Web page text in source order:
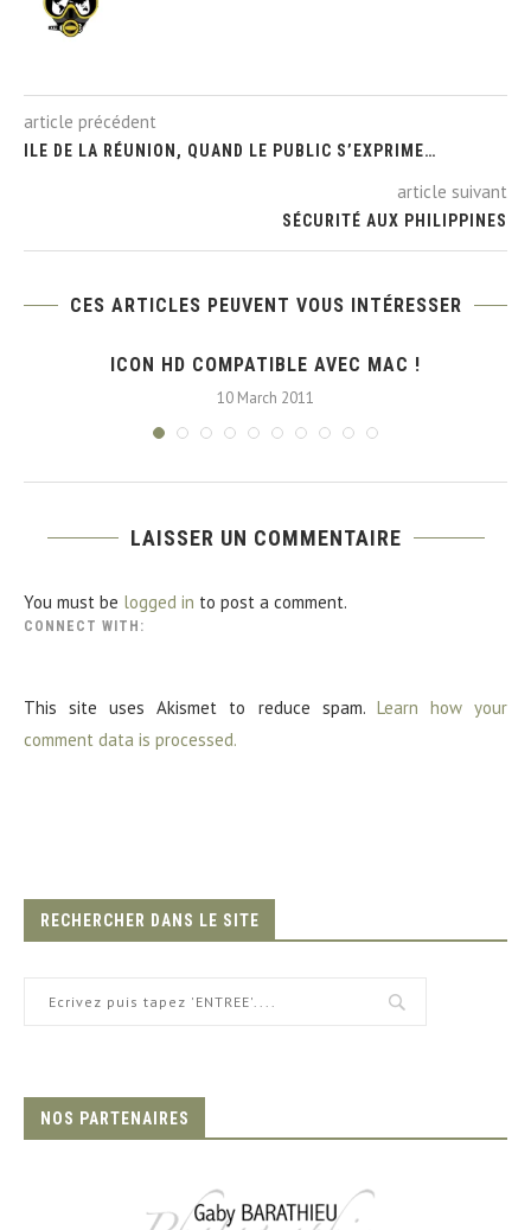
article précédent
ILE DE LA RÉUNION, QUAND LE PUBLIC S’EXPRIME…
article suivant
SÉCURITÉ AUX PHILIPPINES
CES ARTICLES PEUVENT VOUS INTÉRESSER
ICON HD COMPATIBLE AVEC MAC !
10 March 2011
LAISSER UN COMMENTAIRE
You must be logged in to post a comment.
CONNECT WITH:
This site uses Akismet to reduce spam. Learn how your
comment data is processed.
RECHERCHER DANS LE SITE
NOS PARTENAIRES